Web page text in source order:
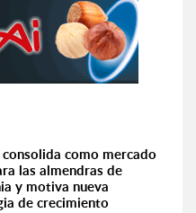
consolida como mercado
las almendras de
y motiva nueva
de crecimiento